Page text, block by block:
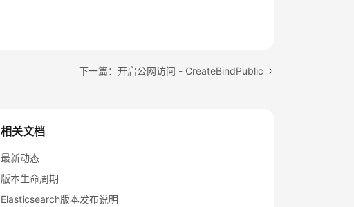
下一篇：开启公网访问 - CreateBindPublic
相关文档
最新动态
版本生命周期
Elasticsearch版本发布说明